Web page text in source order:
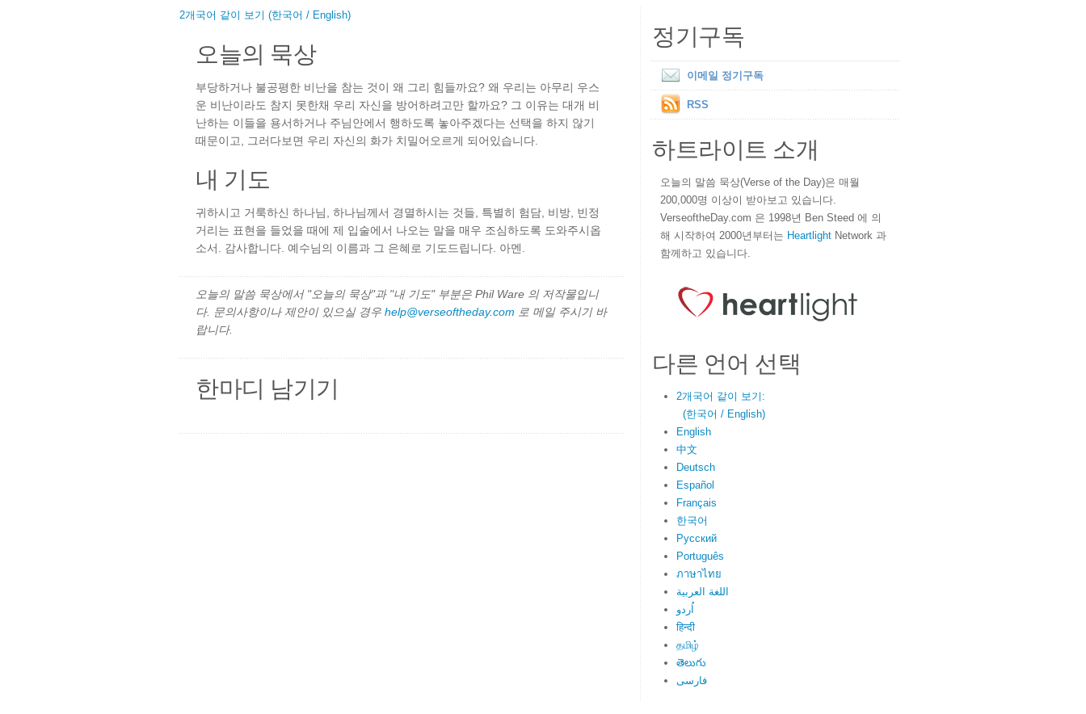
2개국어 같이 보기 (한국어 / English)
오늘의 묵상
부당하거나 불공평한 비난을 참는 것이 왜 그리 힘들까요? 왜 우리는 아무리 우스
운 비난이라도 참지 못한채 우리 자신을 방어하려고만 할까요? 그 이유는 대개 비
난하는 이들을 용서하거나 주님안에서 행하도록 놓아주겠다는 선택을 하지 않기
때문이고, 그러다보면 우리 자신의 화가 치밀어오르게 되어있습니다.
내 기도
귀하시고 거룩하신 하나님, 하나님께서 경멸하시는 것들, 특별히 험담, 비방, 빈정
거리는 표현을 들었을 때에 제 입술에서 나오는 말을 매우 조심하도록 도와주시옵
소서. 감사합니다. 예수님의 이름과 그 은혜로 기도드립니다. 아멘.
오늘의 말씀 묵상에서 "오늘의 묵상"과 "내 기도" 부분은 Phil Ware 의 저작물입니
다. 문의사항이나 제안이 있으실 경우 help@verseoftheday.com 로 메일 주시기 바
랍니다.
한마디 남기기
정기구독
이메일 정기구독
RSS
하트라이트 소개
오늘의 말씀 묵상(Verse of the Day)은 매월
200,000명 이상이 받아보고 있습니다.
VerseoftheDay.com 은 1998년 Ben Steed 에 의
해 시작하여 2000년부터는 Heartlight Network 과
함께하고 있습니다.
다른 언어 선택
2개국어 같이 보기:
(한국어 / English)
English
中文
Deutsch
Español
Français
한국어
Русский
Português
ภาษาไทย
اللغة العربية
اُردو
हिन्दी
தமிழ்
తెలుగు
فارسی